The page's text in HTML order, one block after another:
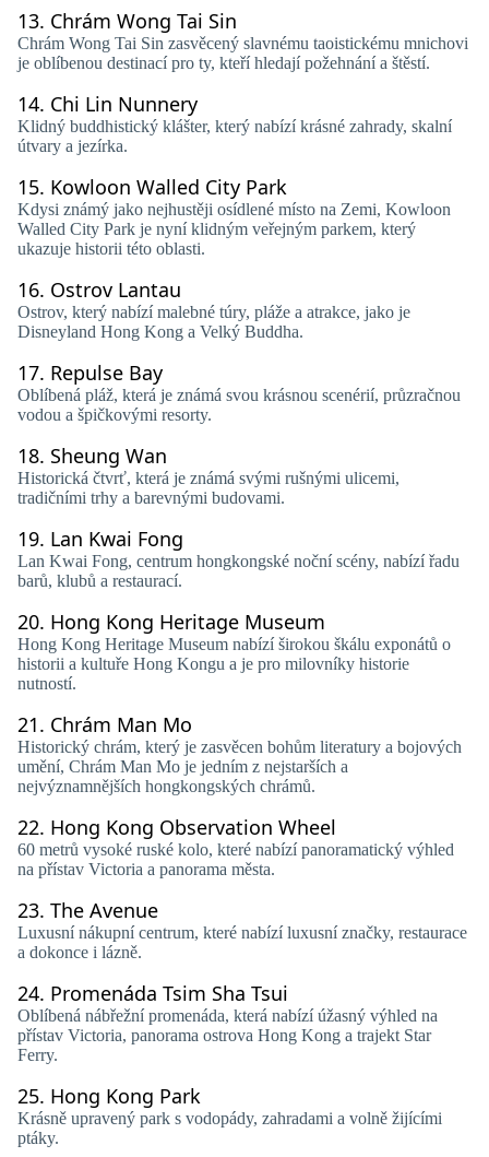
13. Chrám Wong Tai Sin
Chrám Wong Tai Sin zasvěcený slavnému taoistickému mnichovi
je oblíbenou destinací pro ty, kteří hledají požehnání a štěstí.
14. Chi Lin Nunnery
Klidný buddhistický klášter, který nabízí krásné zahrady, skalní
útvary a jezírka.
15. Kowloon Walled City Park
Kdysi známý jako nejhustěji osídlené místo na Zemi, Kowloon
Walled City Park je nyní klidným veřejným parkem, který
ukazuje historii této oblasti.
16. Ostrov Lantau
Ostrov, který nabízí malebné túry, pláže a atrakce, jako je
Disneyland Hong Kong a Velký Buddha.
17. Repulse Bay
Oblíbená pláž, která je známá svou krásnou scenérií, průzračnou
vodou a špičkovými resorty.
18. Sheung Wan
Historická čtvrť, která je známá svými rušnými ulicemi,
tradičními trhy a barevnými budovami.
19. Lan Kwai Fong
Lan Kwai Fong, centrum hongkongské noční scény, nabízí řadu
barů, klubů a restaurací.
20. Hong Kong Heritage Museum
Hong Kong Heritage Museum nabízí širokou škálu exponátů o
historii a kultuře Hong Kongu a je pro milovníky historie
nutností.
21. Chrám Man Mo
Historický chrám, který je zasvěcen bohům literatury a bojových
umění, Chrám Man Mo je jedním z nejstarších a
nejvýznamnějších hongkongských chrámů.
22. Hong Kong Observation Wheel
60 metrů vysoké ruské kolo, které nabízí panoramatický výhled
na přístav Victoria a panorama města.
23. The Avenue
Luxusní nákupní centrum, které nabízí luxusní značky, restaurace
a dokonce i lázně.
24. Promenáda Tsim Sha Tsui
Oblíbená nábřežní promenáda, která nabízí úžasný výhled na
přístav Victoria, panorama ostrova Hong Kong a trajekt Star
Ferry.
25. Hong Kong Park
Krásně upravený park s vodopády, zahradami a volně žijícími
ptáky.